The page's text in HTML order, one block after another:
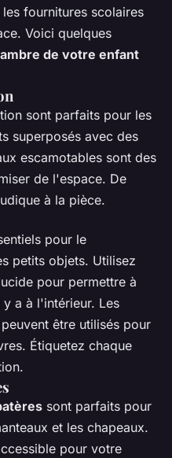
fournitures scolaires
Voici quelques
de votre enfant
sont parfaits pour les
superposés avec des
escamotables sont des
de l'espace. De
à la pièce.
pour le
petits objets. Utilisez
pour permettre à
a à l'intérieur. Les
être utilisés pour
Étiquetez chaque
sont parfaits pour
et les chapeaux.
pour votre